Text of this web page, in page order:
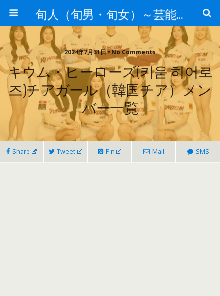
旬人（旬男・旬女）～芸能界等から旬な人・歌等の情報～
2024年7月31日 • No Comments
キウム・ヒーローズ(키움 히어로
즈)チアガール（韓国チア）メン
バー一覧
Share Tweet Pin Mail SMS